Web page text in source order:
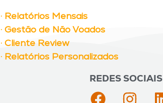
· Relatórios Mensais
· Gestão de Não Voados
· Cliente Review
· Relatórios Personalizados
REDES SOCIAIS